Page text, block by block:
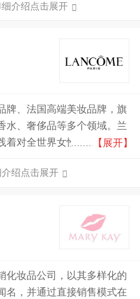
介绍点击展开
牌、法国高端美妆品牌，旗
水、奢侈品等多个领域。兰
着对全世界女性美的承诺，
【展开】
绍点击展开
化妆品公司，以其多样化的
名，并通过直接销售模式在